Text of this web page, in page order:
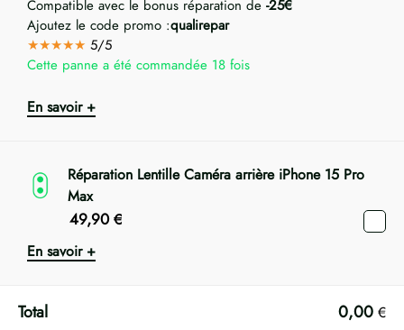
Compatible avec le bonus réparation de -25€
Ajoutez le code promo :qualirepar
★★★★★ 5/5
Cette panne a été commandée 18 fois
En savoir +
Réparation Lentille Caméra arrière iPhone 15 Pro
Max
49,90 €
En savoir +
0,00 €